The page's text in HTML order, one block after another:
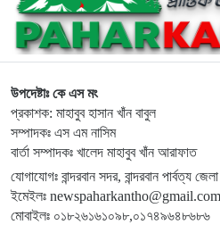
মিছিল ও সমাবেশ
১০
জুলাই গণঅভ্যুত্থান দিবসে শহীদের
পরিষদের শ্রদ্ধাঞ্জলি
১২
নাইক্ষ্যংছড়ি উপজেলা
১৩
উপদেষ্টাঃ কে এস মং
প্রকাশক: মাহাবুব হাসান খাঁন বাবুল
সম্পাদকঃ এস এম নাসিম
বার্তা সম্পাদকঃ খালেদ মাহাবুব খাঁন আরাফাত
যোগাযোগঃ বান্দরবান সদর, বান্দরবান পার্বত্য
ইমেইলঃ newspaharkantho@gmail.com
মোবাইলঃ ০১৮২৬১৬১০৯৮,০১৭৪৯৬৪৮৬৮৬